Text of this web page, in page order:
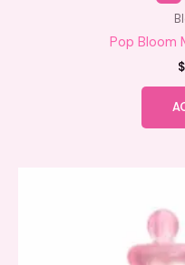
Pop Bloom
$